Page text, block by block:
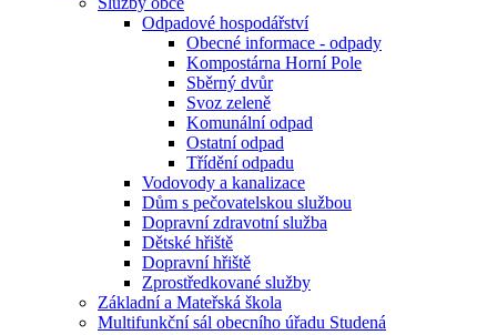
Odpadové hospodářství
Obecné informace - odpady
Kompostárna Horní Pole
Sběrný dvůr
Svoz zeleně
Komunální odpad
Ostatní odpad
Třídění odpadu
Vodovody a kanalizace
Dům s pečovatelskou službou
Dopravní zdravotní služba
Dětské hřiště
Dopravní hřiště
Zprostředkované služby
Základní a Mateřská škola
Multifunkční sál obecního úřadu Studená